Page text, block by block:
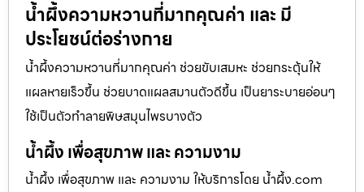
น้ำผึ้งความหวานที่มากคุณค่า และ มี
ประโยชน์ต่อร่างกาย
น้ำผึ้งความหวานที่มากคุณค่า ช่วยขับเสมหะ ช่วยกระตุ้นให้
แผลหายเร็วขึ้น ช่วยบาดแผลสมานตัวดีขึ้น เป็นยาระบายอ่อนๆ
ใช้เป็นตัวทำลายพิษสมุนไพรบางตัว
น้ำผึ้ง เพื่อสุขภาพ และ ความงาม
น้ำผึ้ง เพื่อสุขภาพ และ ความงาม ให้บริการโดย น้ำผึ้ง.com